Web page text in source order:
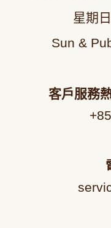
星期
Sun &
客戶服務